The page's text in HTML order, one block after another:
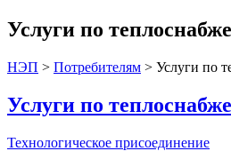
Услуги по
НЭП > Потребителям > Услуги по
Услуги по
Технологическое присоединение